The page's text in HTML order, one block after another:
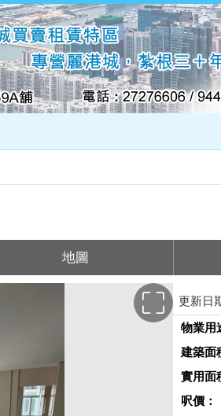
地圖
更新日
物業用
建築面
實用面
呎價：